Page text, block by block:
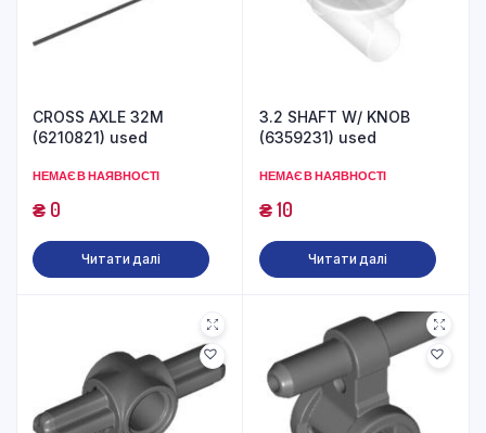
CROSS AXLE 32M
(6210821) used
НЕМАЄ В НАЯВНОСТІ
₴0
Читати далі
3.2 SHAFT W/ KNOB
(6359231) used
НЕМАЄ В НАЯВНОСТІ
₴10
Читати далі